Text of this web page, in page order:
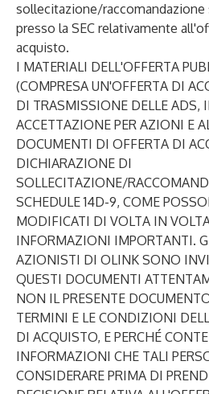
sollecitazione/raccomandazione
presso la SEC relativamente
acquisto.
I MATERIALI DELL'OFFERTA
(COMPRESA UN'OFFERTA DI
DI TRASMISSIONE DELLE ADS,
ACCETTAZIONE PER AZIONI E
DOCUMENTI DI OFFERTA DI
DICHIARAZIONE DI
SOLLECITAZIONE/
SCHEDULE 14D-9, COME
MODIFICATI DI VOLTA IN
INFORMAZIONI IMPORTANTI.
AZIONISTI DI OLINK SONO
QUESTI DOCUMENTI
NON IL PRESENTE
TERMINI E LE CONDIZIONI
DI ACQUISTO, E PERCHÉ
INFORMAZIONI CHE TALI
CONSIDERARE PRIMA DI